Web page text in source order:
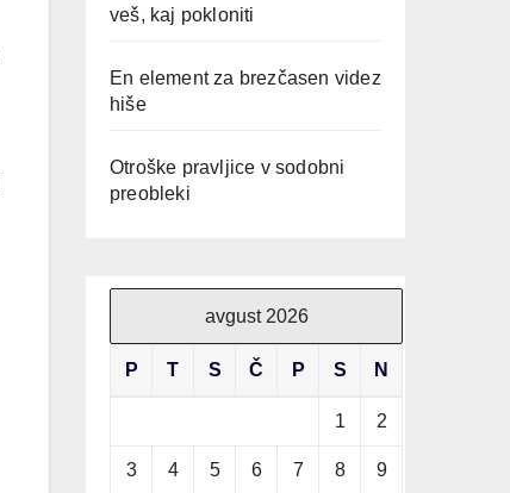
veš, kaj pokloniti
En element za brezčasen videz
hiše
Otroške pravljice v sodobni
preobleki
avgust 2026
P T S Č P S N
1 2
3 4 5 6 7 8 9